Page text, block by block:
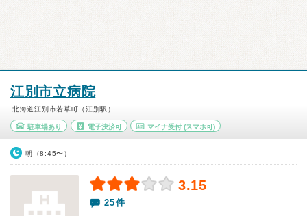
江別市立病院
北海道江別市若草町（江別駅）
駐車場あり 電子決済可 マイナ受付 (スマホ可)
朝（8:45〜）
3.15
25件